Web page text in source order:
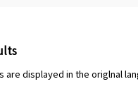
are displayed in the origlnal